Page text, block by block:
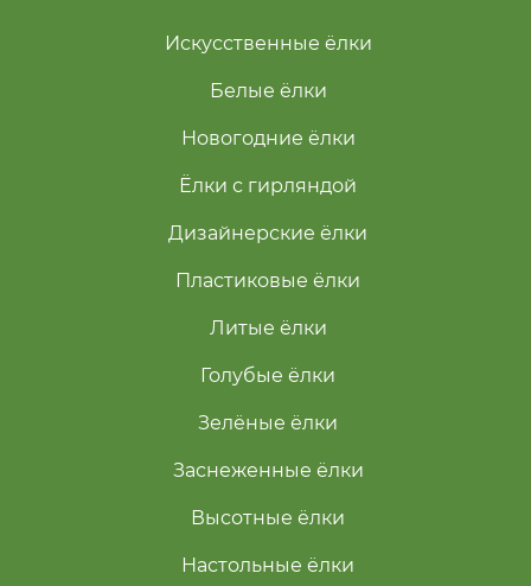
Искусственные ёлки
Белые ёлки
Голубые ёлки
Зелёные ёлки
Заснеженные ёлки
Новогодние ёлки
Ёлки с гирляндой
Дизайнерские ёлки
Пластиковые ёлки
Литые ёлки
Высотные ёлки
Настольные ёлки